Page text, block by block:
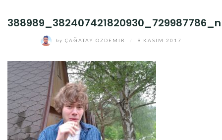
388989_382407421820930_729987786_n
by ÇAĞATAY ÖZDEMIR 9 KASIM 2017